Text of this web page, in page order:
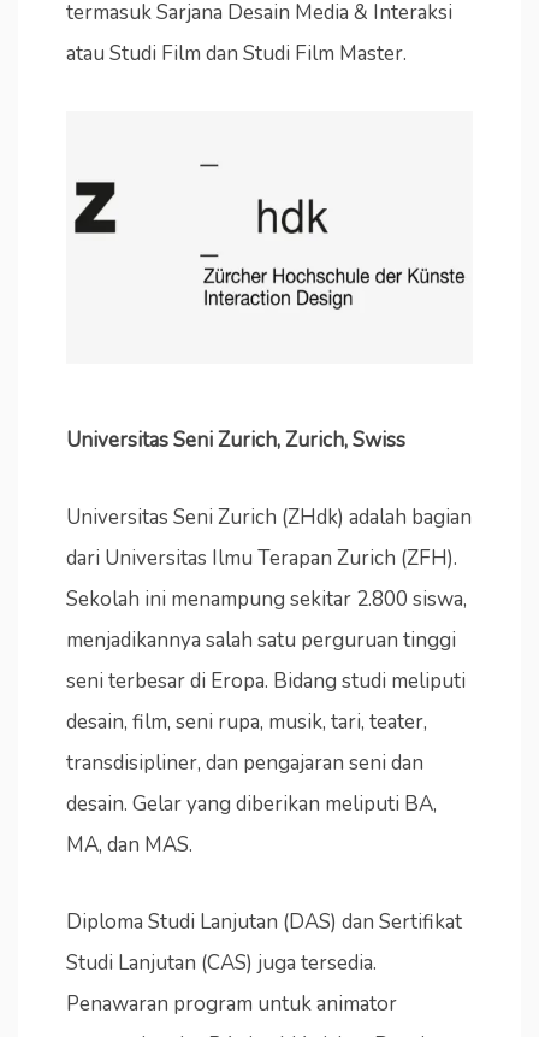
termasuk Sarjana Desain Media & Interaksi
atau Studi Film dan Studi Film Master.
Universitas Seni Zurich, Zurich, Swiss
Universitas Seni Zurich (ZHdk) adalah bagian
dari Universitas Ilmu Terapan Zurich (ZFH).
Sekolah ini menampung sekitar 2.800 siswa,
menjadikannya salah satu perguruan tinggi
seni terbesar di Eropa. Bidang studi meliputi
desain, film, seni rupa, musik, tari, teater,
transdisipliner, dan pengajaran seni dan
desain. Gelar yang diberikan meliputi BA,
MA, dan MAS.
Diploma Studi Lanjutan (DAS) dan Sertifikat
Studi Lanjutan (CAS) juga tersedia.
Penawaran program untuk animator